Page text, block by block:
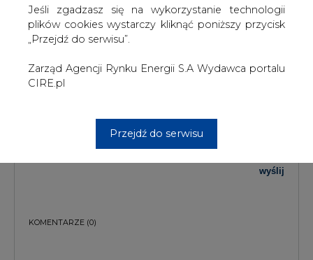
Jeśli zgadzasz się na wykorzystanie technologii
plików cookies wystarczy kliknąć poniższy przycisk
„Przejdź do serwisu”.
Zarząd Agencji Rynku Energii S.A Wydawca portalu
CIRE.pl
Przejdź do serwisu
PODPIS
Przesłanie komentarza oznacza akceptację zasad korzystania z portalu
wyślij
KOMENTARZE (0)